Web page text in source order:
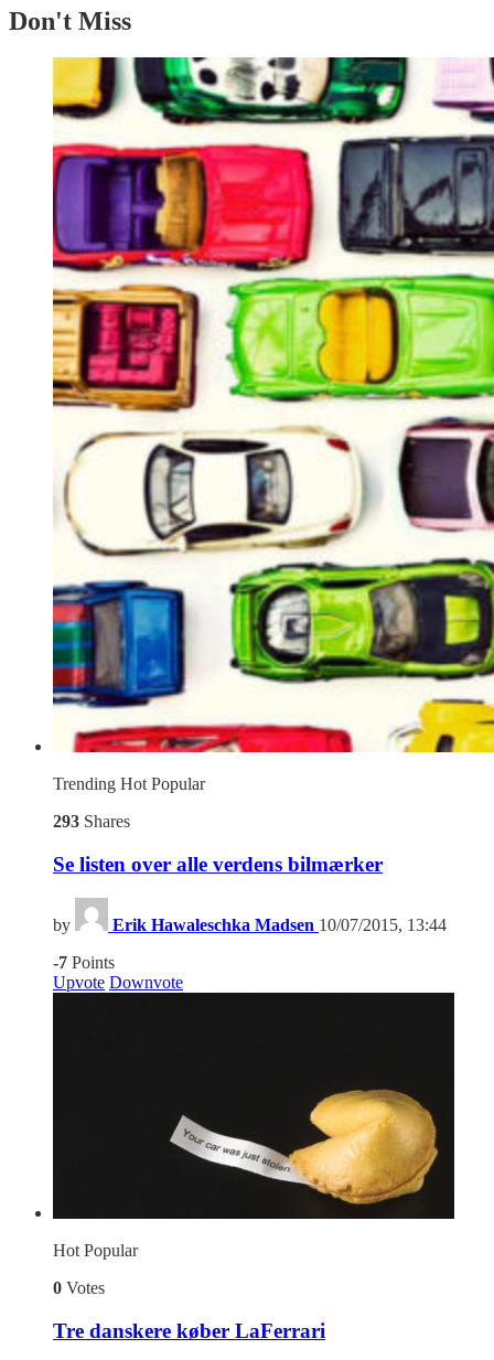
Don't Miss
Trending HotPopular
293 Shares
Se listen over alle verdens bilmærker
by Erik Hawaleschka Madsen 10/07/2015, 13:44
-7 Points
Upvote Downvote
Hot Popular
0 Votes
Tre danskere køber LaFerrari